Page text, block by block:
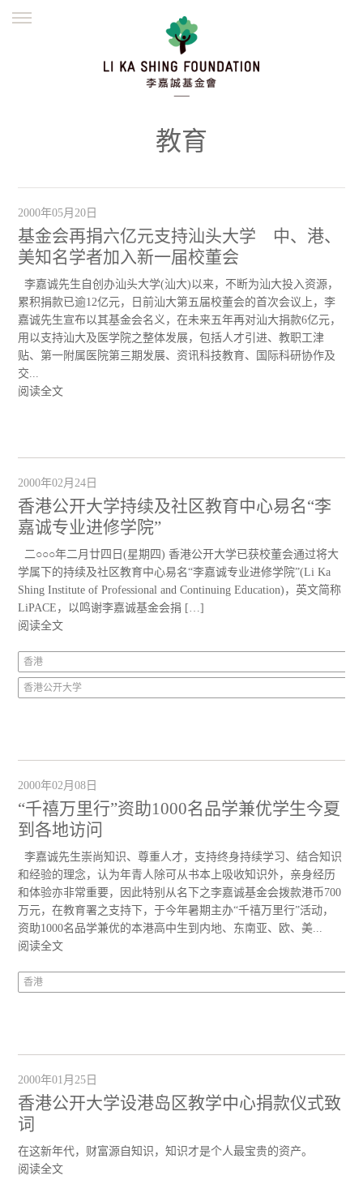
繁體
教育
2000年05月20日
基金会再捐六亿元支持汕头大学 中、港、
美知名学者加入新一届校董会
李嘉诚先生自创办汕头大学(汕大)以来，不断为汕大投入资源，
累积捐款已逾12亿元，日前汕大第五届校董会的首次会议上，李
嘉诚先生宣布以其基金会名义，在未来五年再对汕大捐款6亿元，
用以支持汕大及医学院之整体发展，包括人才引进、教职工津
贴、第一附属医院第三期发展、资讯科技教育、国际科研协作及
交...
阅读全文
2000年02月24日
香港公开大学持续及社区教育中心易名“李
嘉诚专业进修学院”
二○○○年二月廿四日(星期四) 香港公开大学已获校董会通过将大
学属下的持续及社区教育中心易名“李嘉诚专业进修学院”(Li Ka
Shing Institute of Professional and Continuing Education)，英文简称
LiPACE，以鸣谢李嘉诚基金会捐 […]
阅读全文
香港
香港公开大学
2000年02月08日
“千禧万里行”资助1000名品学兼优学生今夏
到各地访问
李嘉诚先生崇尚知识、尊重人才，支持终身持续学习、结合知识
和经验的理念，认为年青人除可从书本上吸收知识外，亲身经历
和体验亦非常重要，因此特别从名下之李嘉诚基金会拨款港币700
万元，在教育署之支持下，于今年暑期主办“千禧万里行”活动，
资助1000名品学兼优的本港高中生到内地、东南亚、欧、美...
阅读全文
香港
2000年01月25日
香港公开大学设港岛区教学中心捐款仪式致
词
在这新年代，财富源自知识，知识才是个人最宝贵的资产。
阅读全文